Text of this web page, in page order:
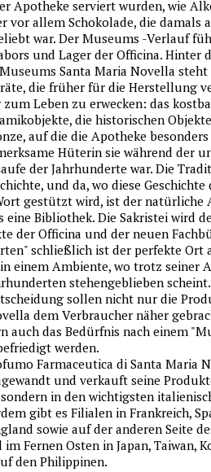
Apotheke serviert wurden, wie
vor allem Schokolade, die damals
war. Der Museums -Verlauf
und Lager der Officina. Hinter
Santa Maria Novella steht
die früher für die Herstellung
Leben zu erwecken: das
die historischen
auf die die Apotheke
Hüterin sie während der
der Jahrhunderte war. Die
und da, wo diese Geschichte
gestützt wird, ist der natürliche
eine Bibliothek. Die Sakristei wird
der Officina und der neuen
schließlich ist der perfekte Ort
einem Ambiente, wo trotz seiner
stehengeblieben scheint.
sollen nicht nur die
dem Verbraucher näher
auch das Bedürfnis nach einem
werden.
Farmaceutica di Santa Maria
und verkauft seine
in den wichtigsten
gibt es Filialen in Frankreich,
sowie auf der anderen Seite
Fernen Osten in Japan, Taiwan,
den Philippinen.